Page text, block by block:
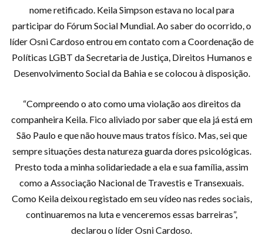
nome retificado. Keila Simpson estava no local para
participar do Fórum Social Mundial. Ao saber do ocorrido, o
líder Osni Cardoso entrou em contato com a Coordenação de
Políticas LGBT da Secretaria de Justiça, Direitos Humanos e
Desenvolvimento Social da Bahia e se colocou à disposição.
“Compreendo o ato como uma violação aos direitos da
companheira Keila. Fico aliviado por saber que ela já está em
São Paulo e que não houve maus tratos físico. Mas, sei que
sempre situações desta natureza guarda dores psicológicas.
Presto toda a minha solidariedade a ela e sua família, assim
como a Associação Nacional de Travestis e Transexuais.
Como Keila deixou registado em seu vídeo nas redes sociais,
continuaremos na luta e venceremos essas barreiras”,
declarou o líder Osni Cardoso.